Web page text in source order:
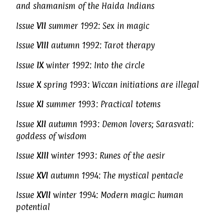
and shamanism of the Haida Indians
Issue VII summer 1992: Sex in magic
Issue VIII autumn 1992: Tarot therapy
Issue IX winter 1992: Into the circle
Issue Xspring 1993: Wiccan initiations are illegal
Issue XI summer 1993: Practical totems
Issue XII autumn 1993: Demon lovers; Sarasvati:
goddess of wisdom
Issue XIII winter 1993: Runes of the aesir
Issue XVI autumn 1994: The mystical pentacle
Issue XVII winter 1994: Modern magic: human
potential